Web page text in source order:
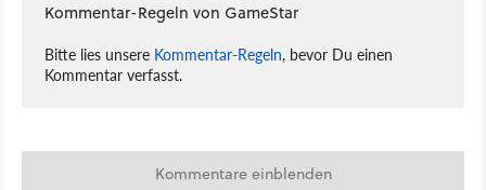
Kommentar-Regeln von GameStar
Bitte lies unsere Kommentar-Regeln, bevor Du einen
Kommentar verfasst.
Kommentare einblenden